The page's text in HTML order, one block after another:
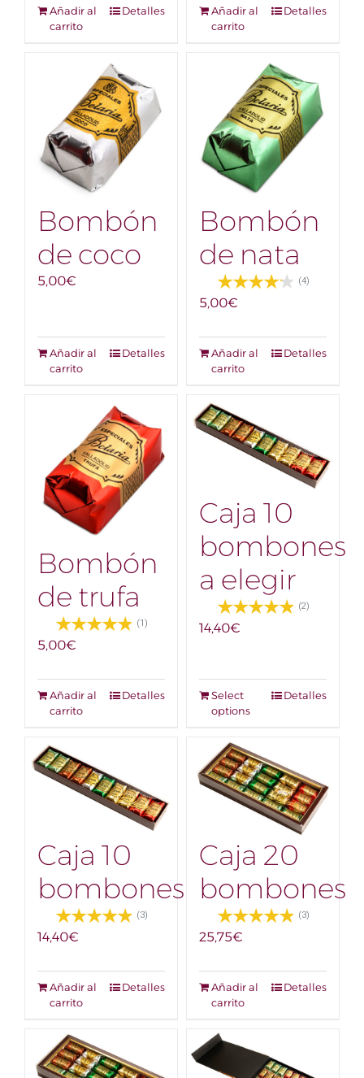
Añadir al
carrito
Detalles
Añadir al
carrito
Detalles
Bombón
de coco
5,00€
Añadir al
carrito
Detalles
Bombón
de nata
(4)
5,00€
Añadir al
carrito
Detalles
Bombón
de trufa
(1)
5,00€
Añadir al
carrito
Detalles
Caja 10
bombones
a elegir
(2)
14,40€
Select
options
Detalles
Caja 10
bombones
(3)
14,40€
Añadir al
carrito
Detalles
Caja 20
bombones
(3)
25,75€
Añadir al
carrito
Detalles